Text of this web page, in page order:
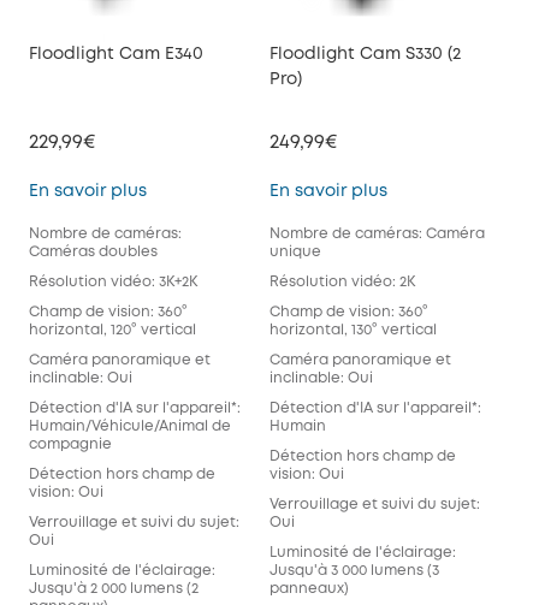
Floodlight Cam E340
229,99€
En savoir plusFloodlight Cam E340
Nombre de caméras:
Caméras doubles
Résolution vidéo: 3K+2K
Champ de vision: 360°
horizontal, 120° vertical
Caméra panoramique et
inclinable: Oui
Détection d'IA sur l'appareil*:
Humain/Véhicule/Animal de
compagnie
Détection hors champ de
vision: Oui
Verrouillage et suivi du sujet:
Oui
Luminosité de l'éclairage:
Jusqu'à 2 000 lumens (2
Floodlight Cam S330 (2
Pro)
249,99€
En savoir plusFloodlight Cam
Nombre de caméras: Caméra
unique
Résolution vidéo: 2K
Champ de vision: 360°
horizontal, 130° vertical
Caméra panoramique et
inclinable: Oui
Détection d'IA sur l'appareil*:
Humain
Détection hors champ de
vision: Oui
Verrouillage et suivi du sujet:
Oui
Luminosité de l'éclairage:
Jusqu'à 3 000 lumens (3
panneaux)